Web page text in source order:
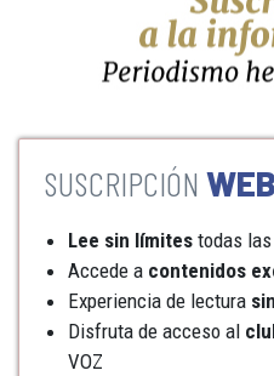
Lee sin límites todas
Accede a contenidos
Experiencia de lectura
Disfruta de acceso al
VOZ